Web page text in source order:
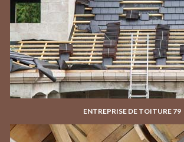
ENTREPRISE DE TOITURE 79